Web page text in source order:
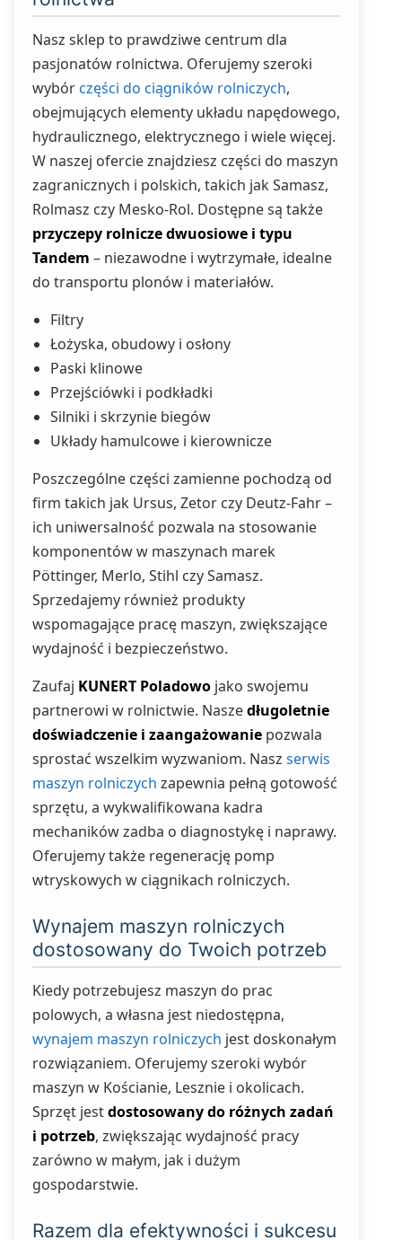
Nasz sklep to prawdziwe centrum dla
pasjonatów rolnictwa. Oferujemy szeroki
wybór części do ciągników rolniczych,
obejmujących elementy układu napędowego,
hydraulicznego, elektrycznego i wiele więcej.
W naszej ofercie znajdziesz części do maszyn
zagranicznych i polskich, takich jak Samasz,
Rolmasz czy Mesko-Rol. Dostępne są także
przyczepy rolnicze dwuosiowe i typu
Tandem – niezawodne i wytrzymałe, idealne
do transportu plonów i materiałów.
Filtry
Łożyska, obudowy i osłony
Paski klinowe
Przejściówki i podkładki
Silniki i skrzynie biegów
Układy hamulcowe i kierownicze
Poszczególne części zamienne pochodzą od
firm takich jak Ursus, Zetor czy Deutz-Fahr –
ich uniwersalność pozwala na stosowanie
komponentów w maszynach marek
Pöttinger, Merlo, Stihl czy Samasz.
Sprzedajemy również produkty
wspomagające pracę maszyn, zwiększające
wydajność i bezpieczeństwo.
Zaufaj KUNERT Poladowo jako swojemu
partnerowi w rolnictwie. Naszedługoletnie
doświadczenie i zaangażowanie pozwala
sprostać wszelkim wyzwaniom. Nasz serwis
maszyn rolniczych zapewnia pełną gotowość
sprzętu, a wykwalifikowana kadra
mechaników zadba o diagnostykę i naprawy.
Oferujemy także regenerację pomp
wtryskowych w ciągnikach rolniczych.
Wynajem maszyn rolniczych
dostosowany do Twoich potrzeb
Kiedy potrzebujesz maszyn do prac
polowych, a własna jest niedostępna,
wynajem maszyn rolniczych jest doskonałym
rozwiązaniem. Oferujemy szeroki wybór
maszyn w Kościanie, Lesznie i okolicach.
Sprzęt jestdostosowany do różnych zadań
i potrzeb, zwiększając wydajność pracy
zarówno w małym, jak i dużym
gospodarstwie.
Razem dla efektywności i sukcesu